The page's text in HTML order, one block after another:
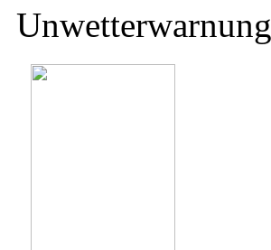
Unwetterwarnung